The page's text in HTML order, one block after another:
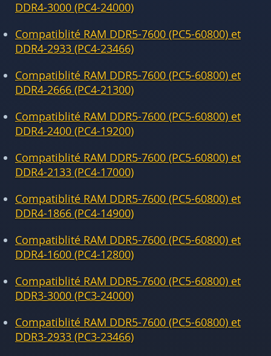
DDR4-3000 (PC4-24000)
Compatiblité RAM DDR5-7600 (PC5-60800) et
DDR4-2933 (PC4-23466)
Compatiblité RAM DDR5-7600 (PC5-60800) et
DDR4-2666 (PC4-21300)
Compatiblité RAM DDR5-7600 (PC5-60800) et
DDR4-2400 (PC4-19200)
Compatiblité RAM DDR5-7600 (PC5-60800) et
DDR4-2133 (PC4-17000)
Compatiblité RAM DDR5-7600 (PC5-60800) et
DDR4-1866 (PC4-14900)
Compatiblité RAM DDR5-7600 (PC5-60800) et
DDR4-1600 (PC4-12800)
Compatiblité RAM DDR5-7600 (PC5-60800) et
DDR3-3000 (PC3-24000)
Compatiblité RAM DDR5-7600 (PC5-60800) et
DDR3-2933 (PC3-23466)